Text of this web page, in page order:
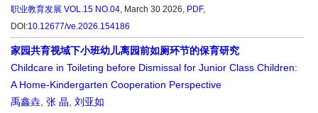
职业教育发展 VOL.15 NO.04, March 30 2026, PDF,
DOI:10.12677/ve.2026.154186
家园共育视域下小班幼儿离园前如厕环节的保育研究
Childcare in Toileting before Dismissal for Junior Class Children:
A Home-Kindergarten Cooperation Perspective
禹鑫垚 张 晶 刘亚如